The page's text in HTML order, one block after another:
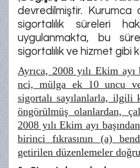
devredilmiştir. Kurumca
sigortalılık süreleri
uygulanmakta, bu
sigortalılık ve hizmet gibi
Ayrıca, 2008 yılı Ekim
nci, mülga ek 10 uncu
sigortalı sayılanlarla, ilgili
öngörülmüş olanlardan,
2008 yılı Ekim ayı
birinci fıkrasının (a)
getirilen düzenlemeler